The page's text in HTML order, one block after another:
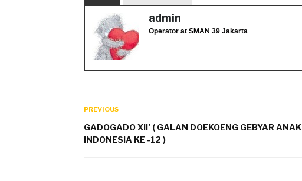
admin
Operator at SMAN 39 Jakarta
PREVIOUS
GADOGADO XII’ ( GALAN DOEKOENG GEBYAR ANAK
INDONESIA KE -12 )